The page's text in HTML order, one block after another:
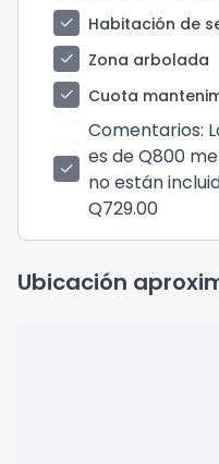
check
Habitación de
check
Zona arbolada
check
Cuota
check
Comentarios:
es de Q800
no están
Q729.00
Ubicación